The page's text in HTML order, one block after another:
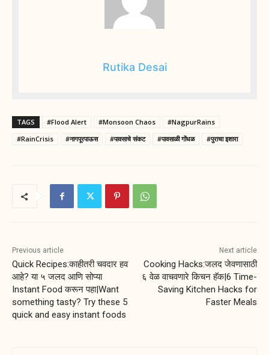
Rutika Desai
TAGS #Flood Alert #Monsoon Chaos
#NagpurRains
#RainCrisis
#नागपूरपाऊस #पावसाचे संकट #पावसाळी गोंधळ #पुराचा इशारा
Previous article
Quick Recipes:काहीतरी चवदार हव
आहे? या ५ जलद आणि सोप्या
Instant Food करून पहा|Want
something tasty? Try these 5
quick and easy instant foods
Next article
Cooking Hacks:जलद जेवणासाठी
६ वेळ वाचवणारे किचन हॅक|6 Time-
Saving Kitchen Hacks for
Faster Meals